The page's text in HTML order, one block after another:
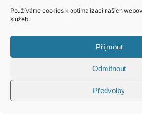
Používáme cookies k optimalizaci našich
služeb.
Příjmout
Odmítnout
Předvolby
KONTAKT
Copyright © 2026 VIP
Reserved